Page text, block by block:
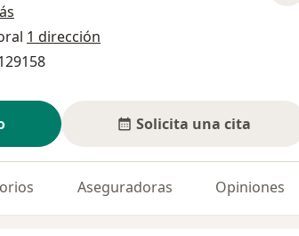
1 dirección
Solicita una cita
Aseguradoras Opiniones